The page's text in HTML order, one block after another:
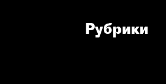
Рубрики